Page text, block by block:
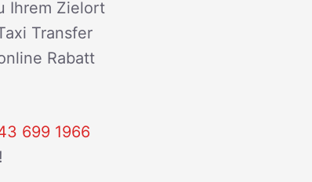
Ihrem Zielort
Transfer
Rabatt
699 1966